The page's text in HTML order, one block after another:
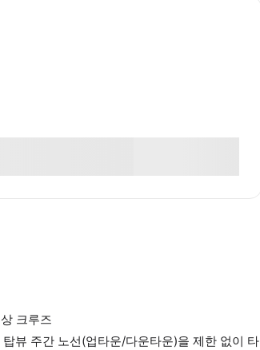
크루즈
뷰 주간 노선(업타운/다운타운)을 제한 없이 타